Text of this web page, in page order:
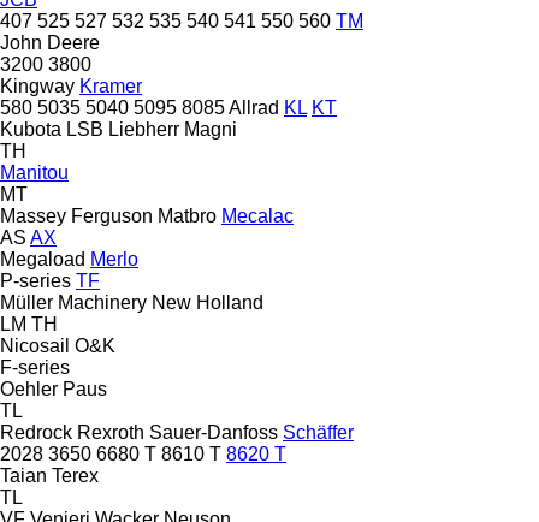
407 525 527 532 535 540 541 550 560 TM
John Deere
3200 3800
Kingway Kramer
580 5035 5040 5095 8085Allrad KL KT
Kubota LSB Liebherr Magni
TH
Manitou
MT
Massey Ferguson Matbro Mecalac
AS AX
Megaload Merlo
P-series TF
Müller Machinery New Holland
LM TH
Nicosail O&K
F-series
Oehler Paus
TL
Redrock Rexroth Sauer-Danfoss Schäffer
2028 3650 6680 T 8610 T 8620 T
Taian Terex
TL